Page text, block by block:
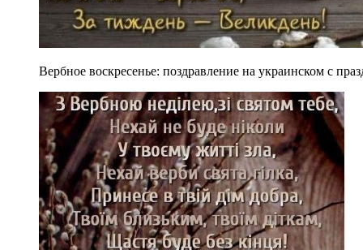
Вербное воскресенье: поздравление на украинском с